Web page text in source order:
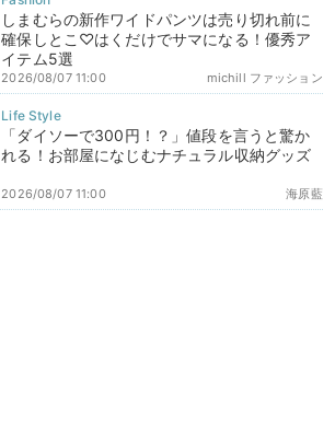
しまむらの新作ワイドパンツは売り切れ前に
確保しとこ♡はくだけでサマになる！優秀ア
イテム5選
michill ファッション
2026/08/07 11:00
「ダイソーで300円！？」値段を言うと驚か
れる！お部屋になじむナチュラル収納グッズ
海原藍
2026/08/07 11:00